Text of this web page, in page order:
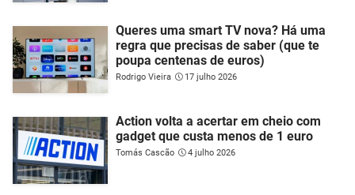
Queres uma smart TV nova? Há uma
regra que precisas de saber (que te
poupa centenas de euros)
Rodrigo Vieira 17 julho 2026
Action volta a acertar em cheio com
gadget que custa menos de 1 euro
Tomás Cascão 4 julho 2026